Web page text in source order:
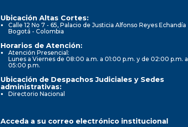
Ubicación Altas Cortes:
Calle 12 No 7 - 65, Palacio de Justicia Alfonso Reyes Echandía
Bogotá - Colombia
Horarios de Atención:
Atención Presencial:
Lunes a Viernes de 08:00 a.m. a 01:00 p.m. y de 02:00 p.m. a
05:00 p.m.
Ubicación de Despachos Judiciales y Sedes
administrativas:
Directorio Nacional
Acceda a su correo electrónico institucional